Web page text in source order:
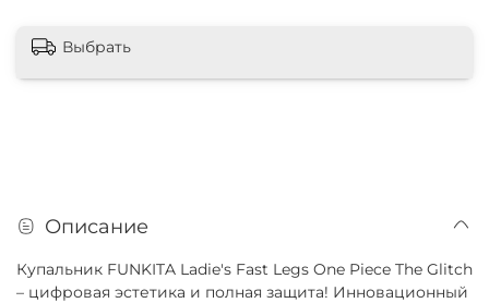
Выбрать
Описание
Купальник FUNKITA Ladie's Fast Legs One Piece The Glitch
– цифровая эстетика и полная защита! Инновационный